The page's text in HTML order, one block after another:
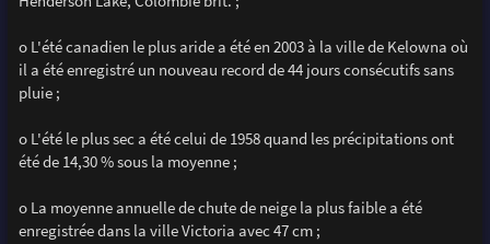
o L'été canadien le plus aride a été en 2003 à la ville de Kelowna où
il a été enregistré un nouveau record de 44 jours consécutifs sans
pluie ;
o L'été le plus sec a été celui de 1958 quand les précipitations ont
été de 14,30 % sous la moyenne ;
o La moyenne annuelle de chute de neige la plus faible a été
enregistrée dans la ville Victoria avec 47 cm ;